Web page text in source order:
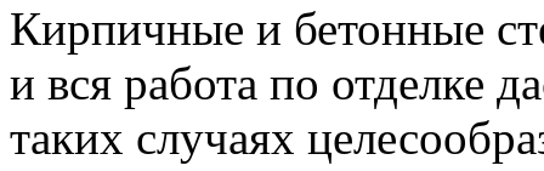
Кирпичные и бетонные
и вся работа по отделке
таких случаях